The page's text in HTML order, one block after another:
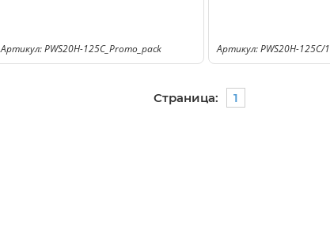
Артикул: PWS20H-125C_Promo_pack Артикул: PWS20H-125C/1
Страница: 1